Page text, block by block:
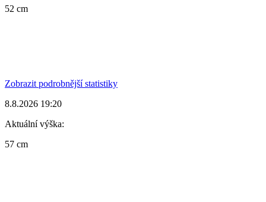
52 cm
Zobrazit podrobnější statistiky
8.8.2026 19:20
Aktuální výška:
57 cm